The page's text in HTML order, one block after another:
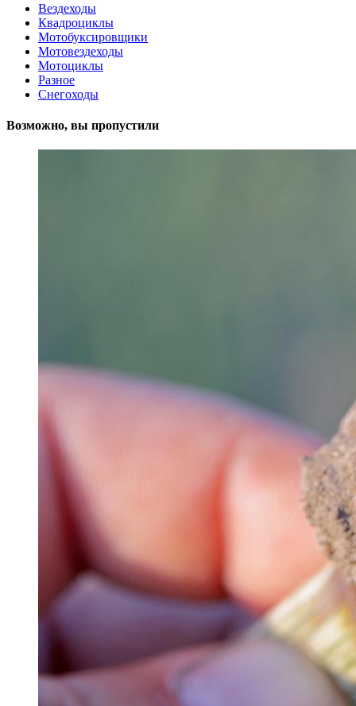
Вездеходы
Квадроциклы
Мотобуксировщики
Мотовездеходы
Мотоциклы
Разное
Снегоходы
Возможно, вы пропустили